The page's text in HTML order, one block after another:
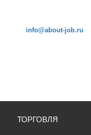
info@about-job.ru
ТОРГОВЛЯ